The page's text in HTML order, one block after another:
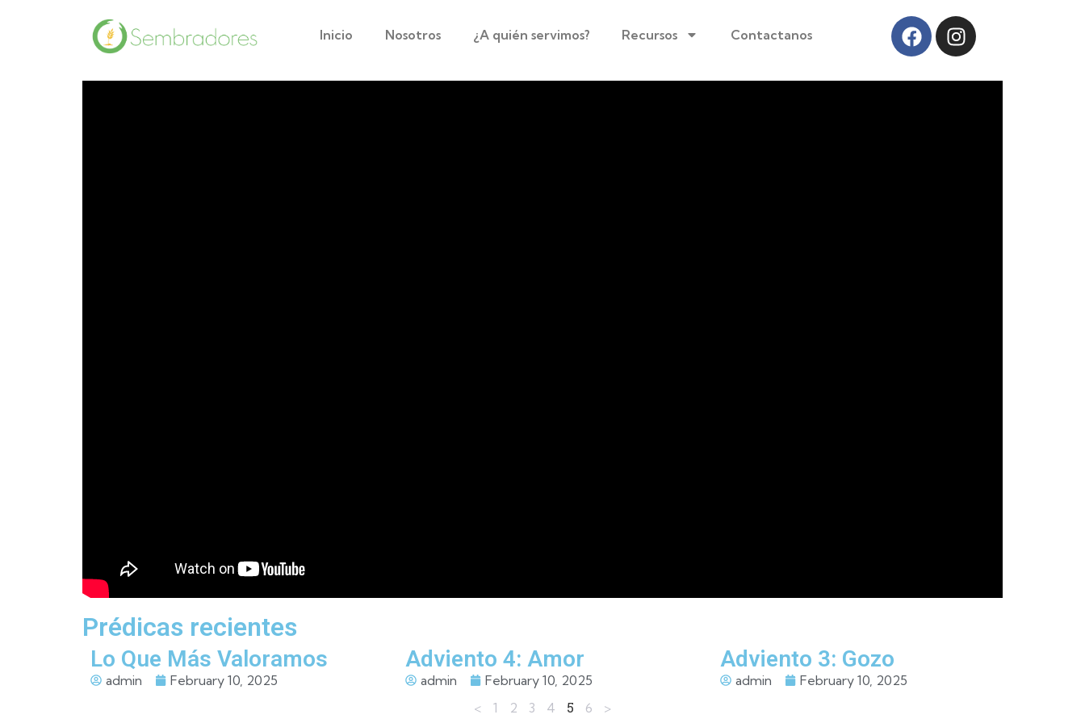
Inicio Nosotros ¿A quién servimos? Recursos Contactanos
Prédicas recientes
Lo Que Más Valoramos
admin February 10, 2025
Adviento 4: Amor
admin February 10, 2025
Adviento 3: Gozo
admin
February 10, 2025
<
1 2 3 4 5 6 >